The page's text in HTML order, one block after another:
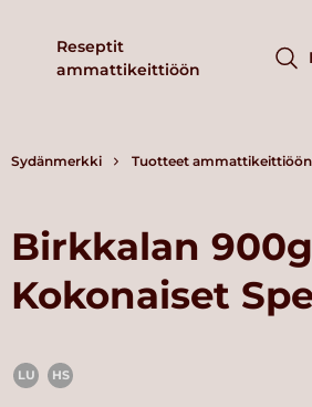
Reseptit
ammattikeittiöön
Sydänmerkki Tuotteet ammattikeittiöön
Birkkalan
Kokonaiset
LU HS